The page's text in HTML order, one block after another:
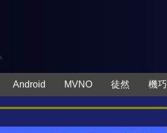
Android MVNO 徒然 機巧